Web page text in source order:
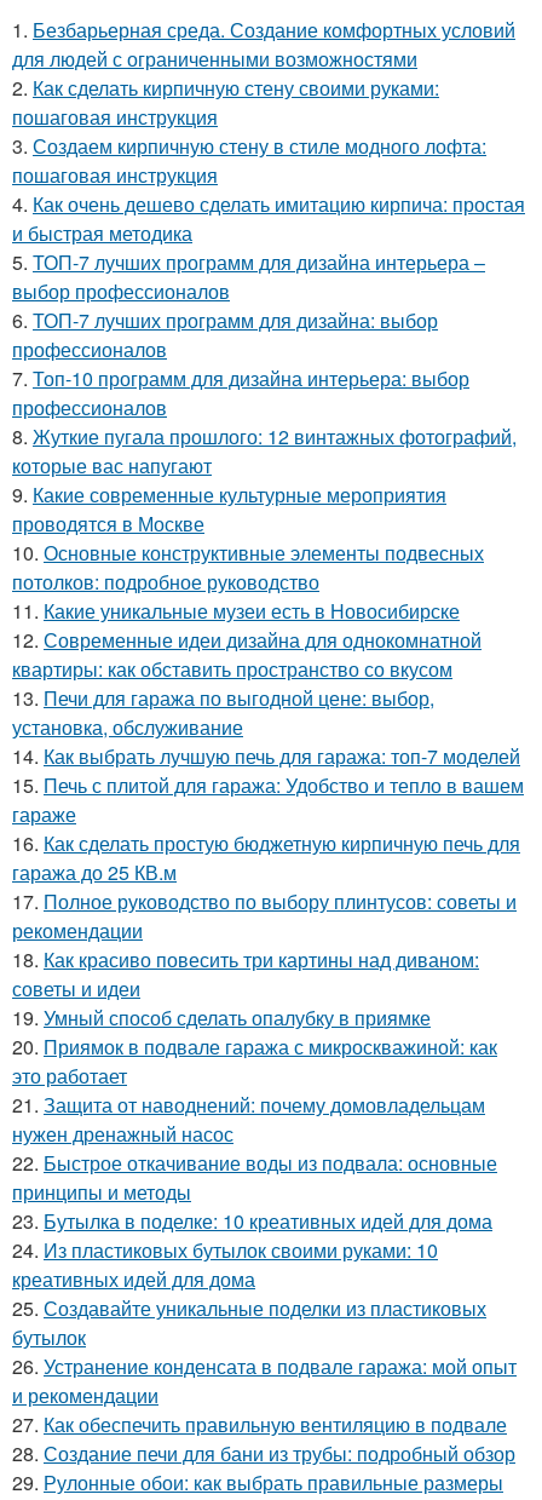
1. Безбарьерная среда. Создание комфортных условий
для людей с ограниченными возможностями
2. Как сделать кирпичную стену своими руками:
пошаговая инструкция
3. Создаем кирпичную стену в стиле модного лофта:
пошаговая инструкция
4. Как очень дешево сделать имитацию кирпича: простая
и быстрая методика
5. ТОП-7 лучших программ для дизайна интерьера –
выбор профессионалов
6. ТОП-7 лучших программ для дизайна: выбор
профессионалов
7. Топ-10 программ для дизайна интерьера: выбор
профессионалов
8. Жуткие пугала прошлого: 12 винтажных фотографий,
которые вас напугают
9. Какие современные культурные мероприятия
проводятся в Москве
10. Основные конструктивные элементы подвесных
потолков: подробное руководство
11. Какие уникальные музеи есть в Новосибирске
12. Современные идеи дизайна для однокомнатной
квартиры: как обставить пространство со вкусом
13. Печи для гаража по выгодной цене: выбор,
установка, обслуживание
14. Как выбрать лучшую печь для гаража: топ-7 моделей
15. Печь с плитой для гаража: Удобство и тепло в вашем
гараже
16. Как сделать простую бюджетную кирпичную печь для
гаража до 25 КВ.м
17. Полное руководство по выбору плинтусов: советы и
рекомендации
18. Как красиво повесить три картины над диваном:
советы и идеи
19. Умный способ сделать опалубку в приямке
20. Приямок в подвале гаража с микроскважиной: как
это работает
21. Защита от наводнений: почему домовладельцам
нужен дренажный насос
22. Быстрое откачивание воды из подвала: основные
принципы и методы
23. Бутылка в поделке: 10 креативных идей для дома
24. Из пластиковых бутылок своими руками: 10
креативных идей для дома
25. Создавайте уникальные поделки из пластиковых
бутылок
26. Устранение конденсата в подвале гаража: мой опыт
и рекомендации
27. Как обеспечить правильную вентиляцию в подвале
28. Создание печи для бани из трубы: подробный обзор
29. Рулонные обои: как выбрать правильные размеры